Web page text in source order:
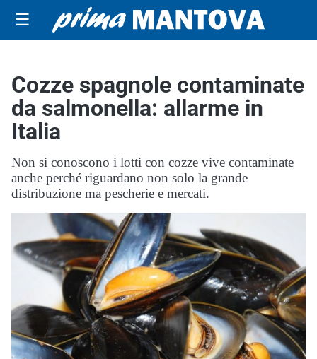
☰
Cozze spagnole contaminate
da salmonella: allarme in
Italia
Non si conoscono i lotti con cozze vive contaminate
anche perché riguardano non solo la grande
distribuzione ma pescherie e mercati.